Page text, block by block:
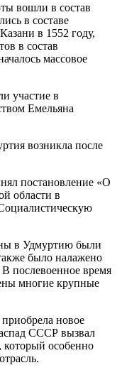
вошли в состав
в составе
в 1552 году,
в состав
массовое
участие в
Емельяна
возникла после
постановление «О
области в
в Удмуртию были
было налажено
послевоенное время
многие крупные
новое
СССР вызвал
особенно